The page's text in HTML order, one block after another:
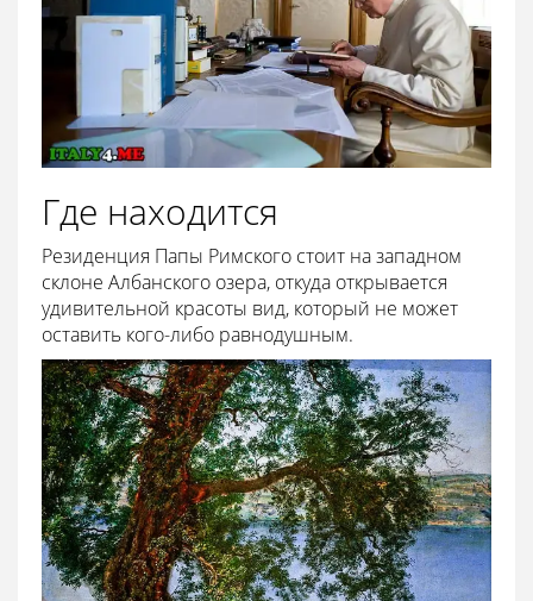
Где находится
Резиденция Папы Римского стоит на западном
склоне Албанского озера, откуда открывается
удивительной красоты вид, который не может
оставить кого-либо равнодушным.